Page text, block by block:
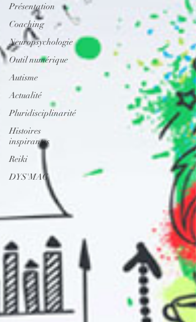
Présentation
Coaching
Neuropsychologie
Outil numérique
Autisme
Actualité
Pluridisciplinarité
Histoires
inspirantes
Reiki
DYS'MAG